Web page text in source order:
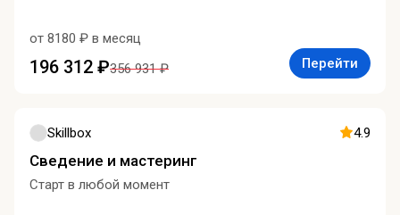
от 8180 ₽ в месяц
196 312 ₽356 931 ₽ Перейти
Skillbox 4.9
Сведение и мастеринг
Старт в любой момент